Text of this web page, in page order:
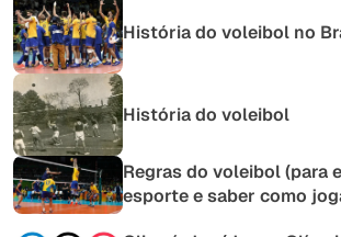
História do voleibol no
História do voleibol
Regras do voleibol (para
esporte e saber como